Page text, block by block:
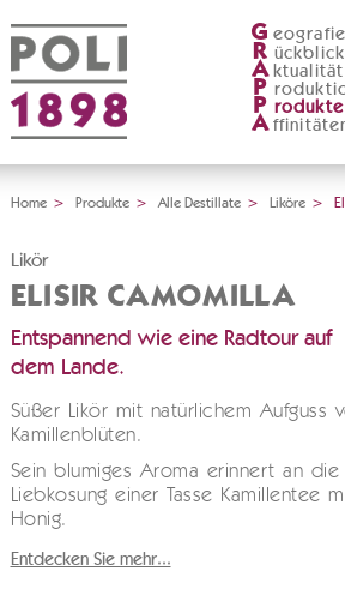
G eografie
R ückblick
A ktualität
P
P rodukte
A
Home > Produkte > Alle Destillate > Liköre >
Likör
ELISIR CAMOMILLA
Entspannend wie eine Radtour auf
dem Lande.
Süßer Likör mit natürlichem Aufguss
Kamillenblüten.
Sein blumiges Aroma erinnert an die
Liebkosung einer Tasse Kamillentee
Honig.
Entdecken Sie mehr...